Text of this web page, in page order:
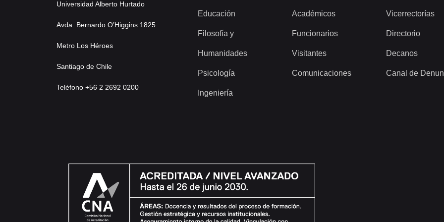
Universidad Alberto Hurtado
Avda. Bernardo O’Higgins 1825
Metro Los Héroes
Santiago de Chile
Teléfono +56 2 2692 0200
Educación
Filosofía y
Humanidades
Psicología
Ingeniería
Académicos
Funcionarios
Visitantes
Comunicaciones
Vicerrectorías
Directorio
Decanos
Canal de